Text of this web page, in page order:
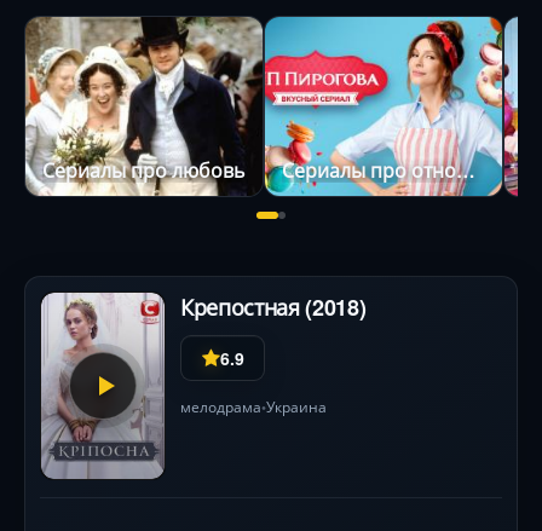
Сериалы про любовь Сериалы про отношения
Крепостная (2018)
6.9
мелодрама•Украина